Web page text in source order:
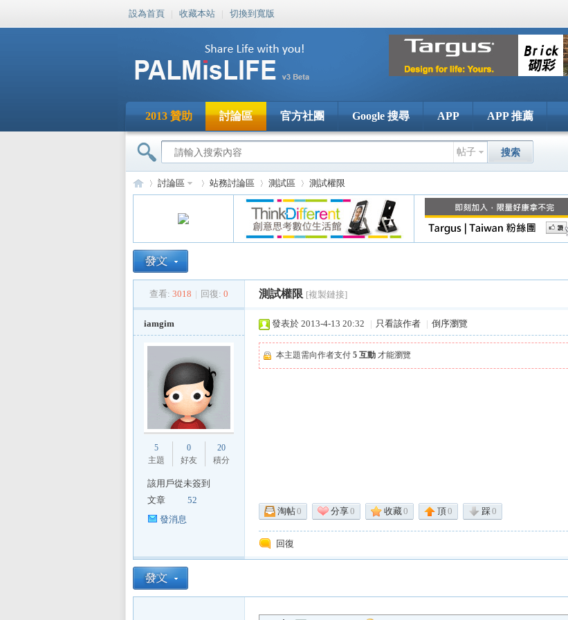
設為首頁 | 收藏本站 | 切換到寬版
2013 贊助 討論區 官方社團 Google 搜尋 APP APP 推薦
帖子 搜索
PA»
討論區
›
站務討論區
›
測試區
›
測試權限
查看: 3018 | 回復: 0 測試權限 [複製鏈接]
iamgim
5
主題
0
好友
20
積分
該用戶從未簽到
文章
52
發消息
發表於 2013-4-13 20:32 | 只看該作者 | 倒序瀏覽
本主題需向作者支付 5 互動 才能瀏覽
淘帖0 分享0 收藏0 頂0 踩0
回復